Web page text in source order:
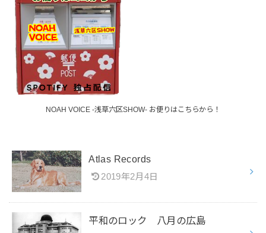
NOAH VOICE -浅草六区SHOW- お便りはこちらから！
Atlas Records
2019年2月4日
平和のロック 八月の広島